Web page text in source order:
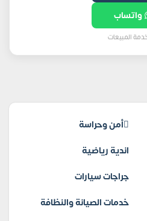
واتساب
المبيعات
أمن وحراسة
اندية رياضية
جراجات سيارات
خدمات الصيانة والنظافة